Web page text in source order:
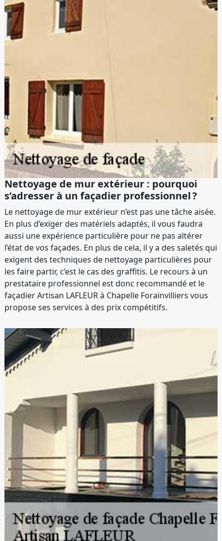
Nettoyage de mur extérieur : pourquoi
s’adresser à un façadier professionnel ?
Le nettoyage de mur extérieur n’est pas une tâche aisée.
En plus d’exiger des matériels adaptés, il vous faudra
aussi une expérience particulière pour ne pas altérer
l’état de vos façades. En plus de cela, il y a des saletés qui
exigent des techniques de nettoyage particulières pour
les faire partir, c’est le cas des graffitis. Le recours à un
prestataire professionnel est donc recommandé et le
façadier Artisan LAFLEUR à Chapelle Forainvilliers vous
propose ses services à des prix compétitifs.